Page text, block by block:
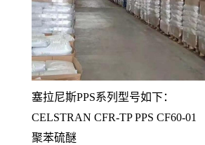
塞拉尼斯PPS系列型号如下：
CELSTRAN CFR-TP PPS CF60-01
聚苯硫醚